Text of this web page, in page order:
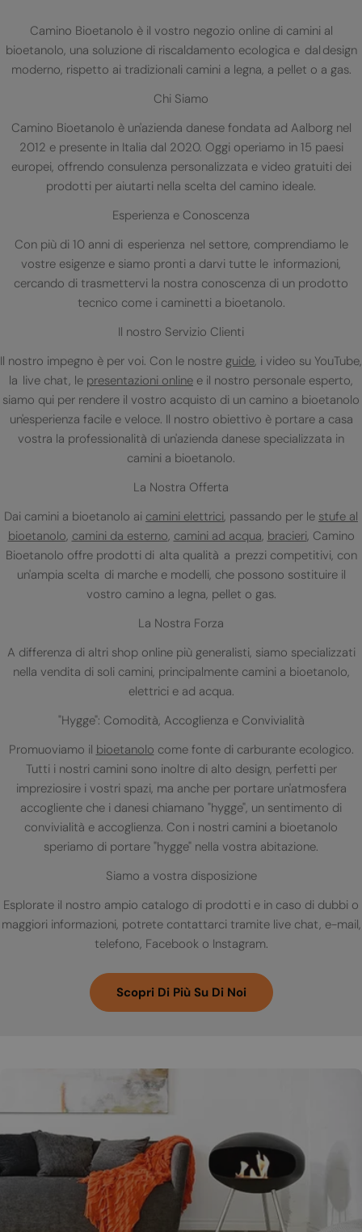
Camino Bioetanolo è il vostro negozio online di camini al
bioetanolo, una soluzione di riscaldamento ecologica e dal design
moderno, rispetto ai tradizionali camini a legna, a pellet o a gas.
Chi Siamo
Camino Bioetanolo è un'azienda danese fondata ad Aalborg nel
2012 e presente in Italia dal 2020. Oggi operiamo in 15 paesi
europei, offrendo consulenza personalizzata e video gratuiti dei
prodotti per aiutarti nella scelta del camino ideale.
Esperienza e Conoscenza
Con più di 10 anni di esperienza nel settore, comprendiamo le
vostre esigenze e siamo pronti a darvi tutte le informazioni,
cercando di trasmettervi la nostra conoscenza di un prodotto
tecnico come i caminetti a bioetanolo.
Il nostro Servizio Clienti
Il nostro impegno è per voi. Con le nostre guide, i video su YouTube,
la live chat, le presentazioni online e il nostro personale esperto,
siamo qui per rendere il vostro acquisto di un camino a bioetanolo
un'esperienza facile e veloce. Il nostro obiettivo è portare a casa
vostra la professionalità di un'azienda danese specializzata in
camini a bioetanolo.
La Nostra Offerta
Dai camini a bioetanolo ai camini elettrici, passando per le stufe al
bioetanolo, camini da esterno, camini ad acqua, bracieri, Camino
Bioetanolo offre prodotti di alta qualità a prezzi competitivi, con
un'ampia scelta di marche e modelli, che possono sostituire il
vostro camino a legna, pellet o gas.
La Nostra Forza
A differenza di altri shop online più generalisti, siamo specializzati
nella vendita di soli camini, principalmente camini a bioetanolo,
elettrici e ad acqua.
"Hygge": Comodità, Accoglienza e Convivialità
Promuoviamo il bioetanolo come fonte di carburante ecologico.
Tutti i nostri camini sono inoltre di alto design, perfetti per
impreziosire i vostri spazi, ma anche per portare un'atmosfera
accogliente che i danesi chiamano "hygge", un sentimento di
convivialità e accoglienza. Con i nostri camini a bioetanolo
speriamo di portare "hygge" nella vostra abitazione.
Siamo a vostra disposizione
Esplorate il nostro ampio catalogo di prodotti e in caso di dubbi o
maggiori informazioni, potrete contattarci tramite live chat, e-mail,
telefono, Facebook o Instagram.
Scopri Di Più Su Di Noi